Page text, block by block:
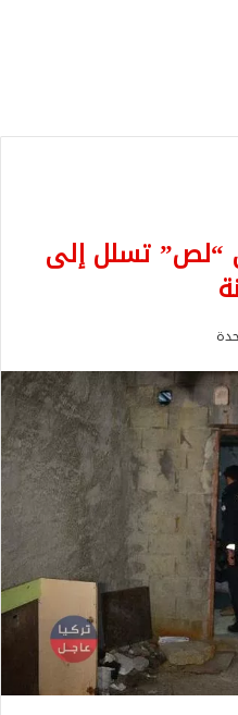
“لص” تسلل إلى